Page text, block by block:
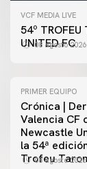
VCF MEDIA LIVE
54º TROFEU
UNITED FC
08 agosto 2026
PRIMER EQUIPO
Crónica |
Valencia CF
Newcastle
la 54ª
Trofeu
08 agosto 2026